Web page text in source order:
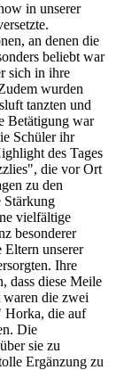
in unserer
an denen die
beliebt war
sich in ihre
wurden
tanzten und
Betätigung war
Schüler ihr
des Tages
die vor Ort
zu den
Stärkung
vielfältige
besonderer
Eltern unserer
Ihre
dass diese Meile
die zwei
Horka, die auf
Die
sie zu
Ergänzung zu